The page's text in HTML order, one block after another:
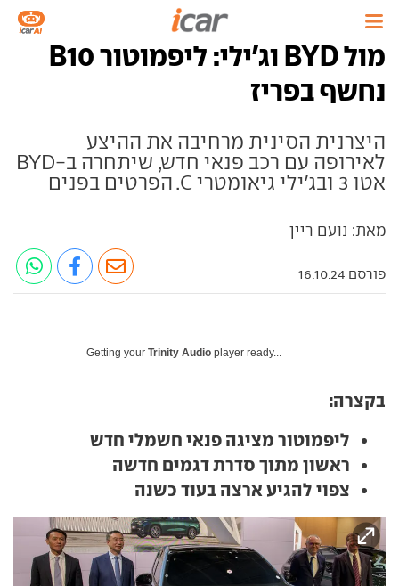
מול BYD וג'ילי: ליפמוטור B10
נחשף בפריז
היצרנית הסינית מרחיבה את ההיצע
לאירופה עם רכב פנאי חדש, שיתחרה ב-BYD
אטו 3 ובג'ילי גיאומטרי C. הפרטים בפנים
מאת: נועם ריין
פורסם 16.10.24
Getting your Trinity Audio player ready...
בקצרה:
ליפמוטור מציגה פנאי חשמלי חדש
ראשון מתוך סדרת דגמים חדשה
צפוי להגיע ארצה בעוד כשנה